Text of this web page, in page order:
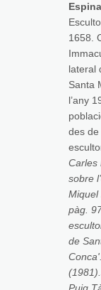
1658.
lateral
Santa
l’any
des de
Carles
sobre
Miquel
pàg.
de